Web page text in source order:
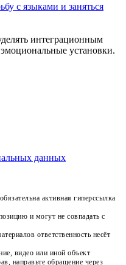
с языками и заняться
интеграционным
установки.
данных
активная гиперссылка
и могут не совпадать с
ответственность несёт
видео или иной объект
направьте обращение через